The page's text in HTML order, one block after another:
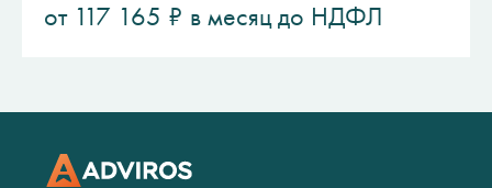
от 117 165 ₽ в месяц до НДФЛ